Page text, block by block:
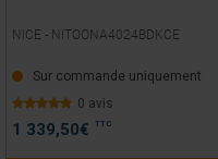
NICE - NITOONA4024BDKCE
Sur commande uniquement
0 avis
1 339,50€ TTC